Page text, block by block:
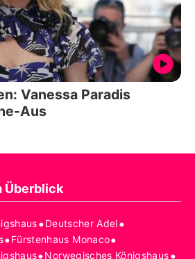
Vanessa Paradis
Aus
Überblick
•Deutscher Adel•
•Fürstenhaus Monaco•
Norwegisches Königshaus